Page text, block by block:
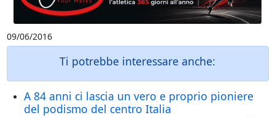
09/06/2016
Ti potrebbe interessare anche:
A 84 anni ci lascia un vero e proprio pioniere
del podismo del centro Italia